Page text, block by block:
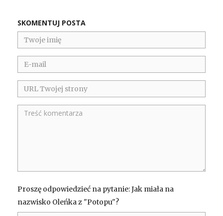
SKOMENTUJ POSTA
Proszę odpowiedzieć na pytanie: Jak miała na
nazwisko Oleńka z "Potopu"?